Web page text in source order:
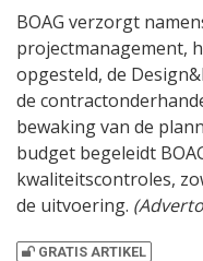
BOAG verzorgt
projectmanagement,
opgesteld, de
de
bewaking van de
budget begeleidt
kwaliteitscontroles,
de uitvoering.
GRATIS ARTIKEL